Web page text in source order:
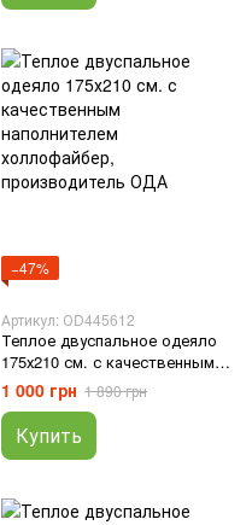
−47%
Артикул: ОD445612
Теплое двуспальное одеяло
175х210 см. с качественным
наполнителем холлофайбер,
производитель ОДА
1 000 грн 1 890 грн
Купить